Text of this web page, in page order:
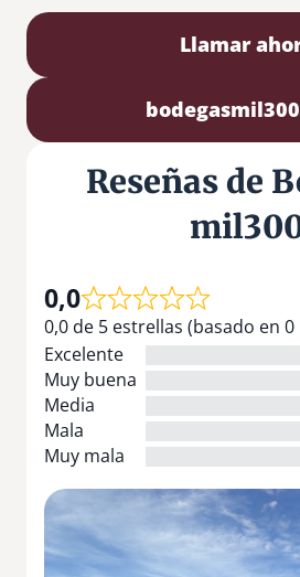
Llamar
Reseñas de
0,0
0,0 de 5 estrellas (basado en 0
Excelente
Muy buena
Media
Mala
Muy mala